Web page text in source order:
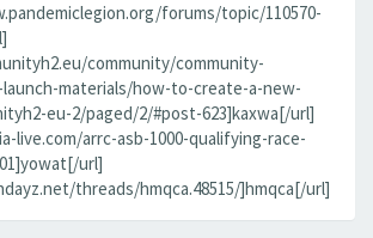
forums/topic/110570-
community/community-
materials/how-to-create-a-new-
eu-2/paged/2/#post-623]kaxwa[/url]
live.com/arrc-asb-1000-qualifying-race-
url]
threads/hmqca.48515/]hmqca[/url]